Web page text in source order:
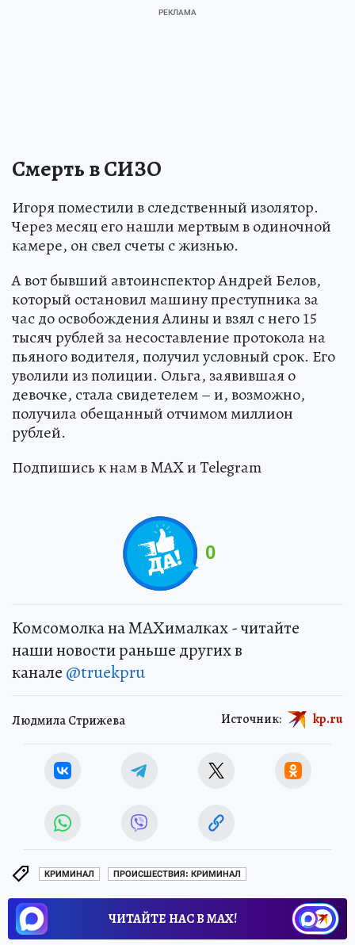
Смерть в СИЗО
Игоря поместили в следственный изолятор.
Через месяц его нашли мертвым в одиночной
камере, он свел счеты с жизнью.
А вот бывший автоинспектор Андрей Белов,
который остановил машину преступника за
час до освобождения Алины и взял с него 15
тысяч рублей за несоставление протокола на
пьяного водителя, получил условный срок. Его
уволили из полиции. Ольга, заявившая о
девочке, стала свидетелем – и, возможно,
получила обещанный отчимом миллион
рублей.
Подпишись к нам в MAX и Telegram
0
Комсомолка на MAXималках - читайте
наши новости раньше других в
канале @truekpru
Людмила Стрижева Источник: kp.ru
КРИМИНАЛ ПРОИСШЕСТВИЯ: КРИМИНАЛ
ЧИТАЙТЕ НАС В МАХ!